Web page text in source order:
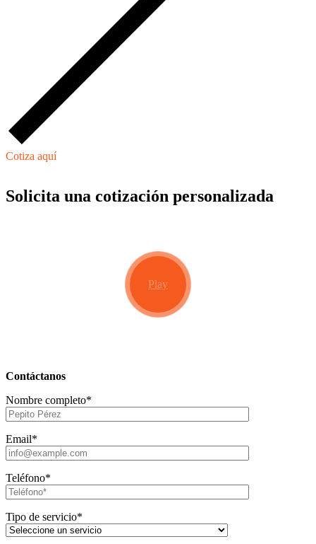
Cotiza aquí
Solicita una cotización personalizada
Play
Contáctanos
Nombre completo*
Email*
Teléfono*
Tipo de servicio*